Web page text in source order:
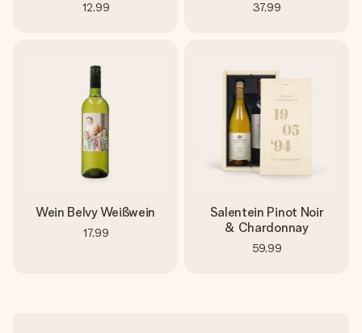
12,99 37,99
Wein Belvy Weißwein
17,99
Salentein Pinot Noir
& Chardonnay
59,99